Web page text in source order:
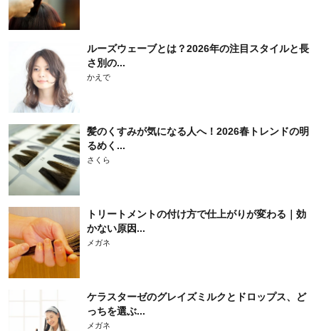
ルーズウェーブとは？2026年の注目スタイルと長
さ別の...
かえで
髪のくすみが気になる人へ！2026春トレンドの明
るめく...
さくら
トリートメントの付け方で仕上がりが変わる｜効
かない原因...
メガネ
ケラスターゼのグレイズミルクとドロップス、ど
っちを選ぶ...
メガネ